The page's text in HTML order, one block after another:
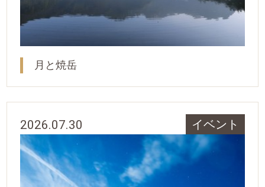
月と焼岳
2026.07.30 イベント